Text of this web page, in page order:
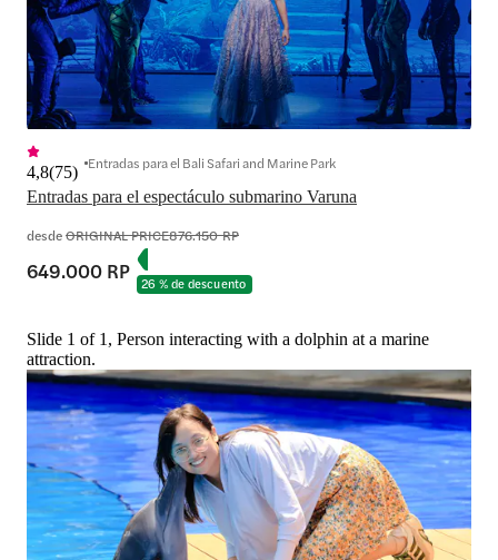
Entradas para el espectáculo submarino Varuna
4,8(75) Entradas para el Bali Safari and Marine Park
desdeORIGINAL PRICE876.150 RP
649.000 RP 26 % de descuento
Slide 1 of 1, Person interacting with a dolphin at a marine
attraction.